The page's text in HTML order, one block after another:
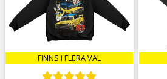
FINNS I FLERA VAL